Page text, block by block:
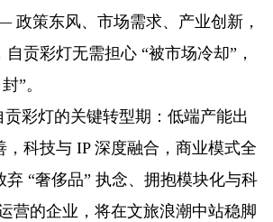
策东风、市场需求、产业创新，
贡彩灯无需担心 “被市场冷却”，
”。
贡彩灯的关键转型期：低端产能出
，科技与 IP 深度融合，商业模式全
弃 “奢侈品” 执念、拥抱模块化与科
营的企业，将在文旅浪潮中站稳脚